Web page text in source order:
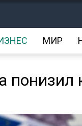
МИР
понизил